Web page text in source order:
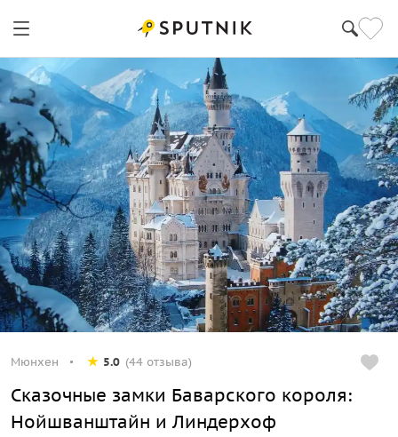
Мюнхен 5.0 (44 отзыва)
Сказочные замки Баварского короля:
Нойшванштайн и Линдерхоф